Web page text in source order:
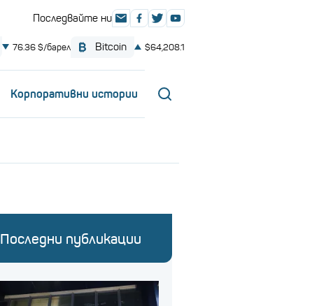
Корпоративни истории
Последни публикации